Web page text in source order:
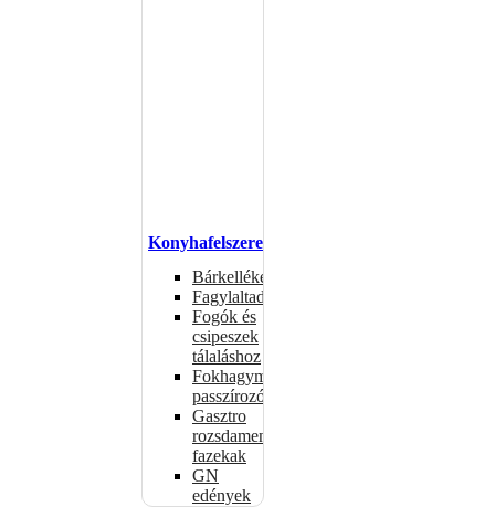
Konyhafelszerelés
Bárkellékek
Fagylaltadagolók
Fogók és
csipeszek
tálaláshoz
Fokhagymaprések,
passzírozók
Gasztro
rozsdamentes
fazekak
GN
edények